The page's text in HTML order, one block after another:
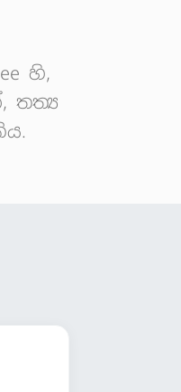
හි,
තත්‍ය